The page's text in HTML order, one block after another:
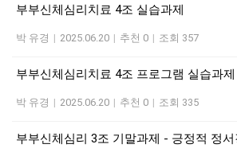
부부신체심리치료 4조 실습과제
박 유경 | 2025.06.20 | 추천 0 | 조회 357
부부신체심리치료 4조 프로그램 실습과제
박 유경 | 2025.06.20 | 추천 0 | 조회 335
부부신체심리 3조 기말과제 - 긍정적 정